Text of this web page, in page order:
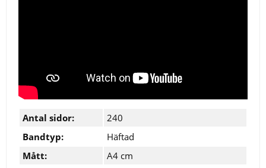
Antal sidor:
240
Bandtyp:
Häftad
Mått:
A4 cm